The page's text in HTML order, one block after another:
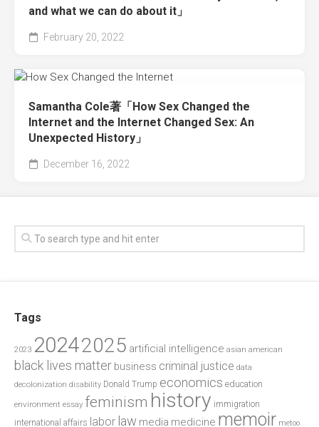
and what we can do about it」
February 20, 2022
Samantha Cole著「How Sex Changed the
Internet and the Internet Changed Sex: An
Unexpected History」
December 16, 2022
Tags
2023 20242025 artificial intelligence asian american
black lives matter business criminal justice data
decolonization disability Donald Trump economics education
environment essay feminism history immigration
international affairs labor law media medicine memoir metoo